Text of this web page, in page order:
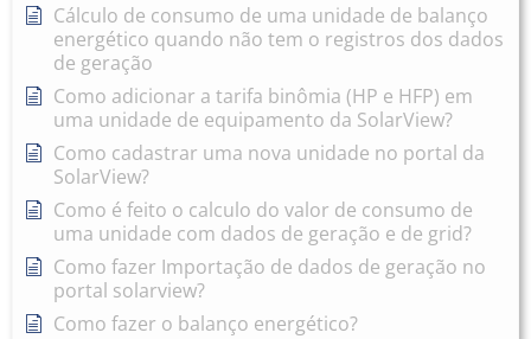
Cálculo de consumo de uma unidade de balanço
energético quando não tem o registros dos dados
de geração
Como adicionar a tarifa binômia (HP e HFP) em
uma unidade de equipamento da SolarView?
Como cadastrar uma nova unidade no portal da
SolarView?
Como é feito o calculo do valor de consumo de
uma unidade com dados de geração e de grid?
Como fazer Importação de dados de geração no
portal solarview?
Como fazer o balanço energético?